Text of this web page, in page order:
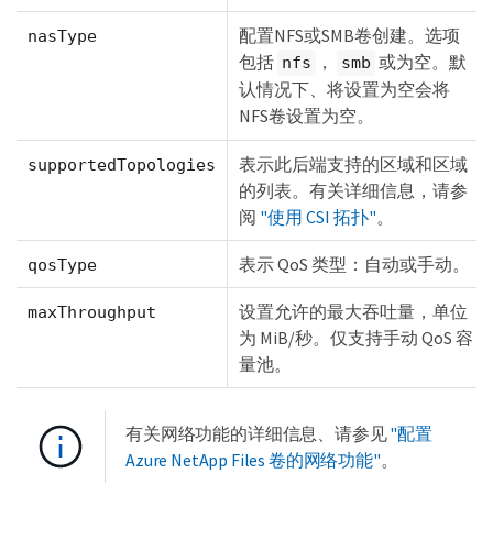
nasType
配置NFS或SMB卷创建。选项
包括 nfs ， smb 或为空。默
认情况下、将设置为空会将
NFS卷设置为空。
supportedTopologies
表示此后端支持的区域和区域
的列表。有关详细信息，请参
阅 "使用 CSI 拓扑"。
qosType 表示 QoS 类型：自动或手动。
maxThroughput
设置允许的最大吞吐量，单位
为 MiB/秒。仅支持手动 QoS 容
量池。
有关网络功能的详细信息、请参见"配置
Azure NetApp Files 卷的网络功能"。